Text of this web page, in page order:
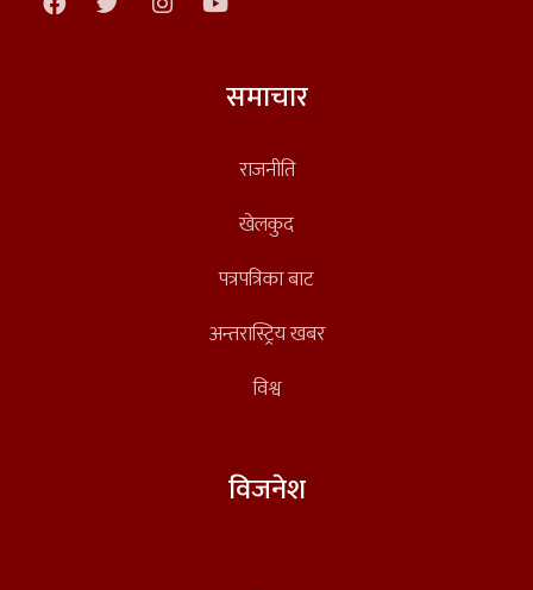
समाचार
राजनीति
खेलकुद
पत्रपत्रिका बाट
अन्तरास्ट्रिय खबर
विश्व
विजनेश